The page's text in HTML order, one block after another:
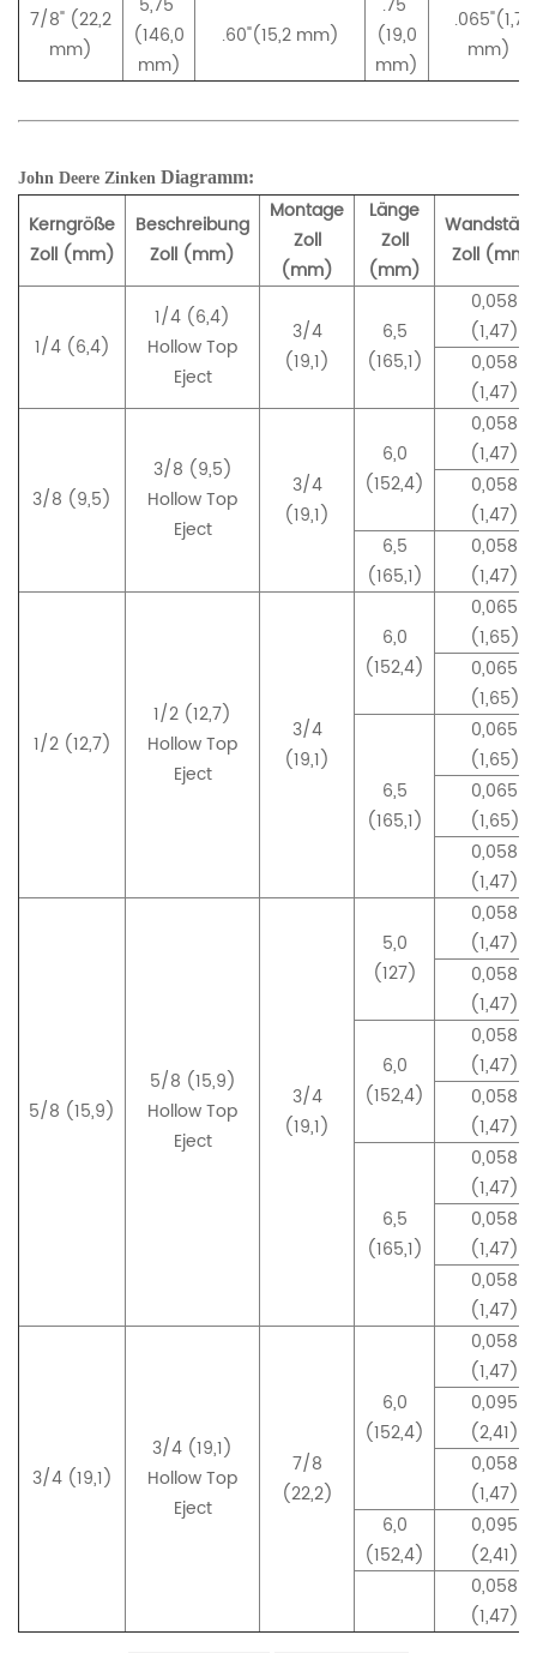
7/8" (22,2
mm)
(146,0
mm)
.60"(15,2 mm)
(19,0
mm)
.065"(1,7
mm)
John Deere Zinken Diagramm:
Kerngröße
Zoll (mm)
Beschreibung
Zoll (mm)
Montage
Zoll
(mm)
Länge
Zoll
(mm)
Zoll (mm)
1/4 (6,4)
1/4 (6,4)
Hollow Top
Eject
3/4
(19,1)
6,5
(165,1)
0,058
(1,47)
0,058
(1,47)
3/8 (9,5)
3/8 (9,5)
Hollow Top
Eject
3/4
(19,1)
6,0
(152,4)
0,058
(1,47)
0,058
(1,47)
6,5
(165,1)
0,058
(1,47)
1/2 (12,7)
1/2 (12,7)
Hollow Top
Eject
3/4
(19,1)
6,0
(152,4)
0,065
(1,65)
0,065
(1,65)
6,5
(165,1)
0,065
(1,65)
0,065
(1,65)
0,058
(1,47)
5/8 (15,9)
5/8 (15,9)
Hollow Top
Eject
3/4
(19,1)
5,0
(127)
0,058
(1,47)
0,058
(1,47)
6,0
(152,4)
0,058
(1,47)
0,058
(1,47)
6,5
(165,1)
0,058
(1,47)
0,058
(1,47)
0,058
(1,47)
3/4 (19,1)
3/4 (19,1)
Hollow Top
Eject
7/8
(22,2)
6,0
(152,4)
0,058
(1,47)
0,095
(2,41)
0,058
(1,47)
6,0
(152,4)
0,095
(2,41)
0,058
(1,47)